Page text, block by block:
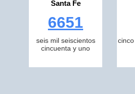
Santa Fe
6651
seis mil seiscientos
cincuenta y uno